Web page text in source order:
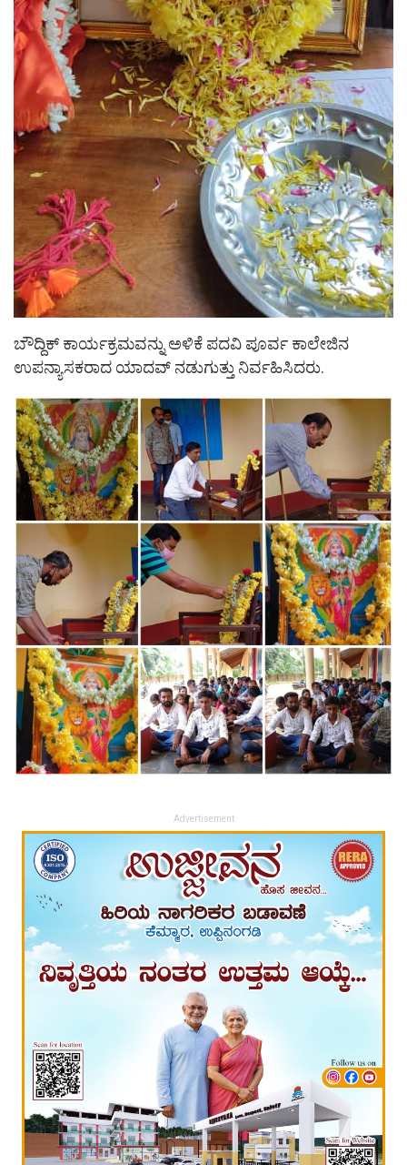
ಬೌದ್ದಿಕ್ ಕಾರ್ಯಕ್ರಮವನ್ನು ಅಳಿಕೆ ಪದವಿ ಪೂರ್ವ ಕಾಲೇಜಿನ
ಉಪನ್ಯಾಸಕರಾದ ಯಾದವ್ ನಡುಗುತ್ತು ನಿರ್ವಹಿಸಿದರು.
Advertisement